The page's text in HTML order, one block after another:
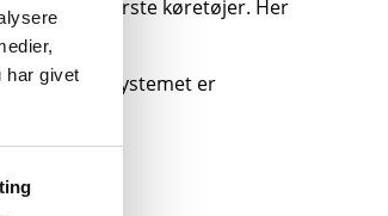
har givet
testet i de første køretøjer. Her
Systemet er